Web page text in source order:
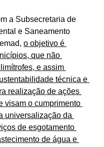
a Subsecretaria de
e Saneamento
o objetivo é
que não
e assim
técnica e
realização de ações
visam o cumprimento
universalização da
de esgotamento
de água e